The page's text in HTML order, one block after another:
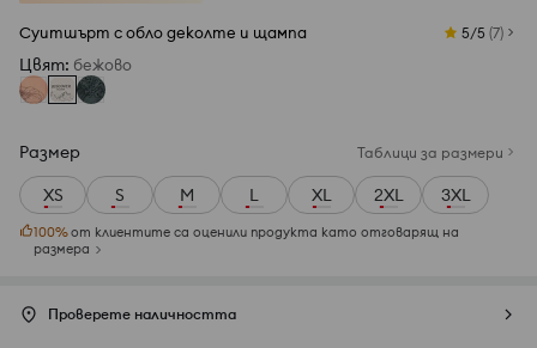
Суитшърт с обло деколте и щампа 5/5 (7)
Цвят: бежово
Размер Таблици за размери
XS S M L XL 2XL 3XL
100%от клиентите са оценили продукта като отговарящ на
размера
Проверете наличността